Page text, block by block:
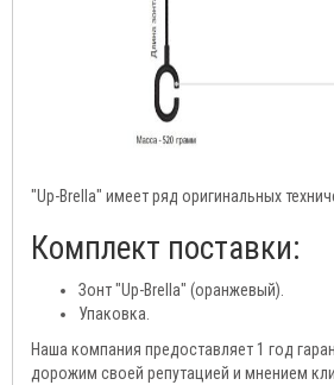
"Up-Brella" имеет ряд оригинальных
Комплект поставки:
Зонт "Up-Brella" (оранжевый).
Упаковка.
Наша компания предоставляет 1 год
дорожим своей репутацией и мнением